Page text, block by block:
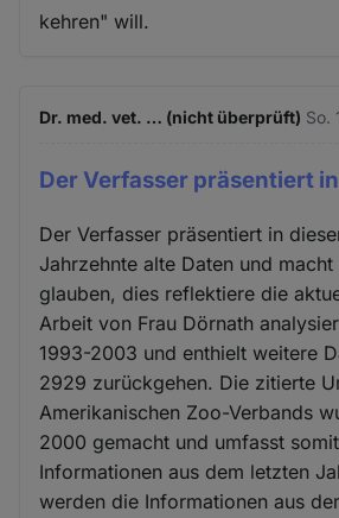
kehren" will.
Dr. med. vet. … (nicht überprüft) So.
Der Verfasser präsentiert in
Der Verfasser präsentiert in
Jahrzehnte alte Daten und
glauben, dies reflektiere die
Arbeit von Frau Dörnath
1993-2003 und enthielt weitere
2929 zurückgehen. Die zitierte
Amerikanischen Zoo-Verbands
2000 gemacht und umfasst
Informationen aus dem letzten
werden die Informationen aus